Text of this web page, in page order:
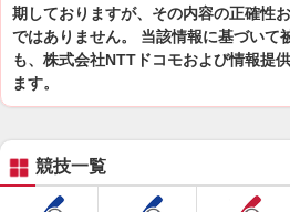
期しておりますが、その内容の正確性
ではありません。 当該情報に基づいて
も、株式会社NTTドコモおよび情報提
ます。
競技一覧